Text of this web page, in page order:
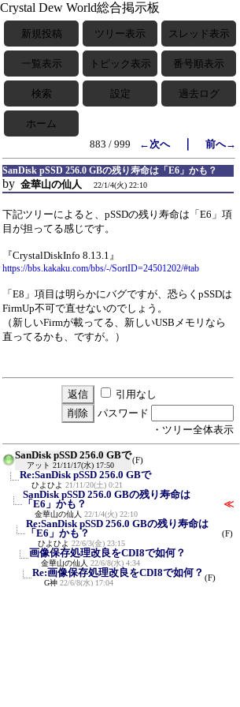
Crystal Dew World総合掲示板
新規投稿 ツリー表示 スレッド表示
一覧表示 トピック表示 番号順表示
検索 設定 過去ログ
ホーム
883 / 999
←次へ｜ 前へ→
SanDisk pSSD 256.0 GBの残り寿命は「E6」かも？
by 金華山の仙人 22/1/4(火) 22:10
下記ツリーによると、pSSDの残り寿命は「E6」項
目が担ってる感じです。
『CrystalDiskInfo 8.13.1』
https://bbs.kakaku.com/bbs/-/SortID=24501202/#tab
「E8」項目は明らかにバグですが、恐らくpSSDは
FirmUp不可で直せないのでしょう。
（新しいFirmが載ってる、新しいUSBメモリなら
直ってるかも、ですが。）
引用なし
パスワード
・ツリー全体表示
SanDisk pSSD 256.0 GBで
アット 21/11/17(水) 17:50
(F)
Re:SanDisk pSSD 256.0 GBで
ひよひよ 21/11/20(土) 0:21
SanDisk pSSD 256.0 GBの残り寿命は
「E6」かも？
金華山の仙人 22/1/4(火) 22:10
≪
Re:SanDisk pSSD 256.0 GBの残り寿命は
「E6」かも？
ひよひよ 22/6/3(金) 23:15
(F)
画像保存処理改良をCDI8で如何？
金華山の仙人 22/6/8(水) 4:34
Re:画像保存処理改良をCDI8で如何？
G神 22/6/8(水) 17:04
(F)